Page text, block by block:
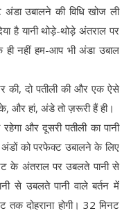
उबालने की विधि खोज ली
है यानी थोड़े-थोड़े अंतराल पर
ही नहीं हम-आप भी अंडा उबाल
की, दो पतीली की और एक ऐसे
और हां, अंडे तो ज़रूरी हैं ही।
और दूसरी पतीली का पानी
अंडों को परफेक्ट उबालने के लिए
के अंतराल पर उबलते पानी से
से उबलते पानी वाले बर्तन में
तक दोहराना होगी। 32 मिनट